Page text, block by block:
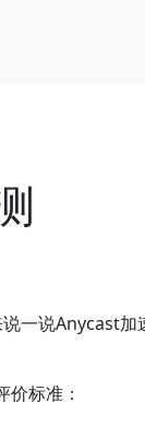
一说Anycast加
标准：